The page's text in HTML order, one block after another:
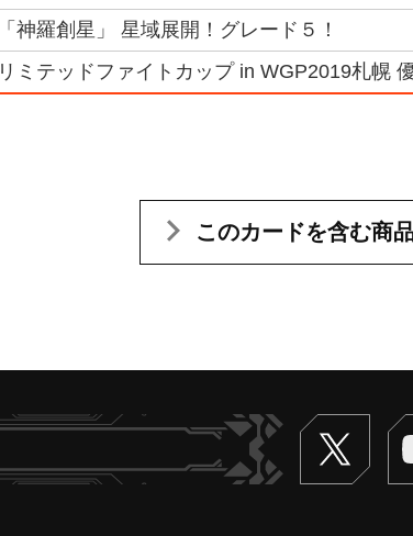
「神羅創星」 星域展開！グレード５！
リミテッドファイトカップ in WGP2019札幌
このカードを含む商